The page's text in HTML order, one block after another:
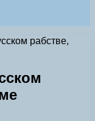
рабстве,